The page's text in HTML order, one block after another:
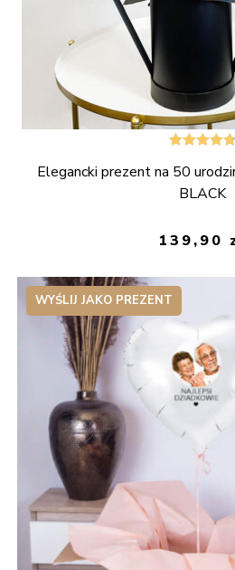
4.80na 5
Elegancki prezent na 50
BLACK
139,90
WYŚLIJ JAKO PREZENT